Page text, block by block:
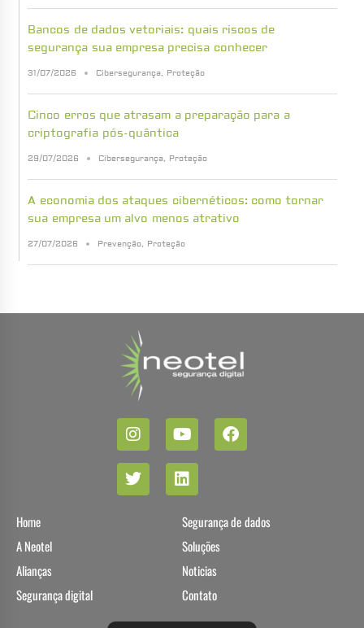
Bancos de dados vetoriais: quais riscos de
segurança sua empresa precisa conhecer
31/07/2026 Cibersegurança, Proteção
Cinco erros que atrasam a preparação para a
criptografia pós-quântica
29/07/2026 Cibersegurança, Proteção
A economia dos ataques cibernéticos: como tornar
sua empresa um alvo menos atrativo
27/07/2026 Prevenção, Proteção
Home
A Neotel
Alianças
Segurança digital
Segurança de dados
Soluções
Noticias
Contato